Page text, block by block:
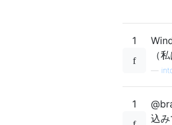
1
（
1
込